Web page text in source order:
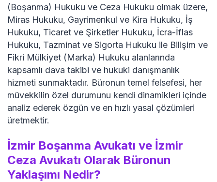
(Boşanma) Hukuku ve Ceza Hukuku olmak üzere,
Miras Hukuku, Gayrimenkul ve Kira Hukuku, İş
Hukuku, Ticaret ve Şirketler Hukuku, İcra-İflas
Hukuku, Tazminat ve Sigorta Hukuku ile Bilişim ve
Fikri Mülkiyet (Marka) Hukuku alanlarında
kapsamlı dava takibi ve hukuki danışmanlık
hizmeti sunmaktadır. Büronun temel felsefesi, her
müvekkilin özel durumunu kendi dinamikleri içinde
analiz ederek özgün ve en hızlı yasal çözümleri
üretmektir.
İzmir Boşanma Avukatı ve İzmir
Ceza Avukatı Olarak Büronun
Yaklaşımı Nedir?